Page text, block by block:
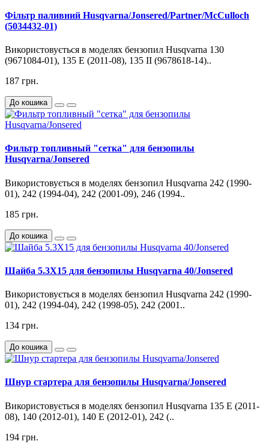
Фільтр паливний Husqvarna/Jonsered/Partner/McCulloch
(5034432-01)
Використовується в моделях бензопил Husqvarna 130
(9671084-01), 135 E (2011-08), 135 II (9678618-14)..
187 грн.
До кошика
Фильтр топливный "сетка" для бензопилы
Husqvarna/Jonsered
Використовується в моделях бензопил Husqvarna 242 (1990-
01), 242 (1994-04), 242 (2001-09), 246 (1994..
185 грн.
До кошика
Шайба 5.3X15 для бензопилы Husqvarna 40/Jonsered
Використовується в моделях бензопил Husqvarna 242 (1990-
01), 242 (1994-04), 242 (1998-05), 242 (2001..
134 грн.
До кошика
Шнур стартера для бензопилы Husqvarna/Jonsered
Використовується в моделях бензопил Husqvarna 135 E (2011-
08), 140 (2012-01), 140 E (2012-01), 242 (..
194 грн.